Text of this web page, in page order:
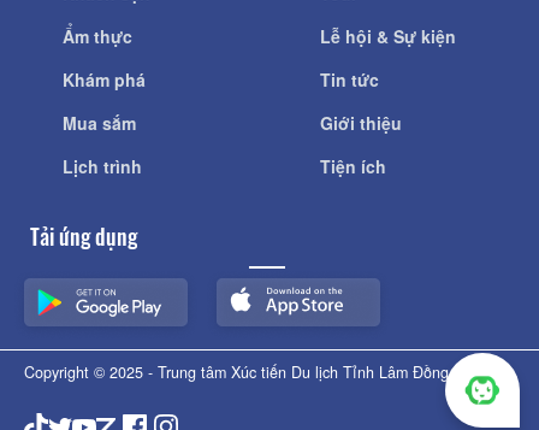
Ẩm thực
Khám phá
Mua sắm
Lịch trình
Lễ hội & Sự kiện
Tin tức
Giới thiệu
Tiện ích
Tải ứng dụng
Copyright © 2025 - Trung tâm Xúc tiến Du lịch Tỉnh Lâm Đồng